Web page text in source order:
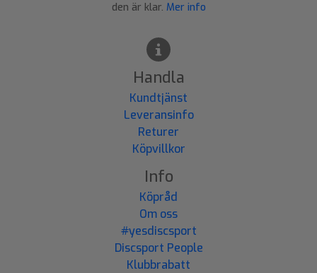
den är klar. Mer info
Handla
Kundtjänst
Leveransinfo
Returer
Köpvillkor
Info
Köpråd
Om oss
#yesdiscsport
Discsport People
Klubbrabatt